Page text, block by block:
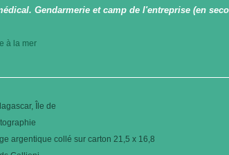
Gendarmerie et camp de l'entreprise (en
à la mer
Île de
argentique collé sur carton 21,5 x 16,8